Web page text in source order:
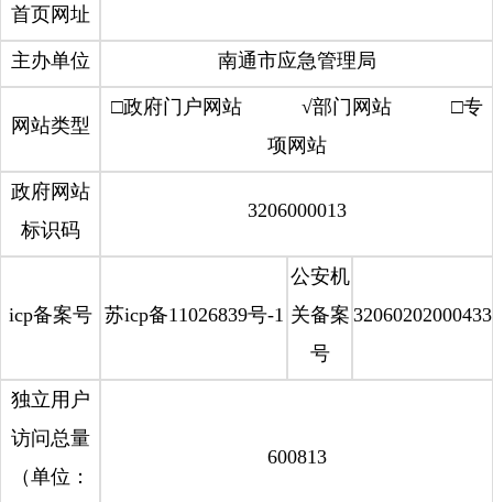
首页网址
主办单位 南通市应急管理局
网站类型
□政府门户网站 √部门网站 □专
项网站
政府网站
标识码
3206000013
icp备案号 苏icp备11026839号-1
公安机
关备案
号
32060202000433
独立用户
访问总量
（单位：
600813